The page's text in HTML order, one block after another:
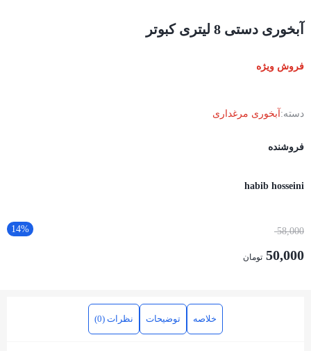
آبخوری دستی 8 لیتری کبوتر
فروش ویژه
دسته: آبخوری مرغداری
فروشنده
habib hosseini
14% 58,000
50,000 تومان
خلاصه توضیحات نظرات (0)